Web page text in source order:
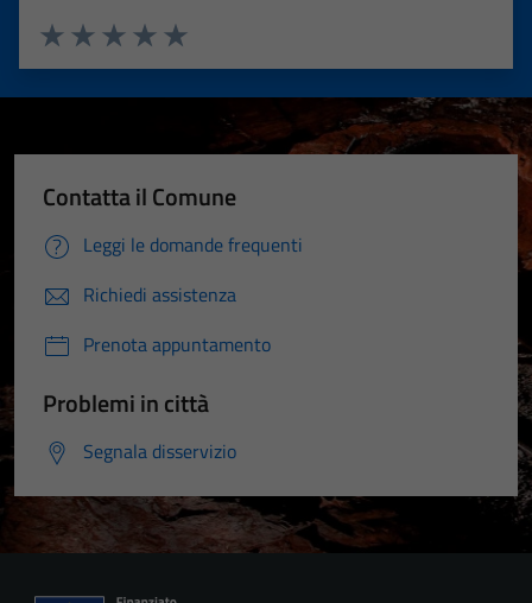
Valuta 5 stelle su 5
Valuta 4 stelle su 5
Valuta 3 stelle su 5
Valuta 2 stelle su 5
Valuta 1 stelle su 5
Contatta il Comune
Leggi le domande frequenti
Richiedi assistenza
Prenota appuntamento
Problemi in città
Segnala disservizio